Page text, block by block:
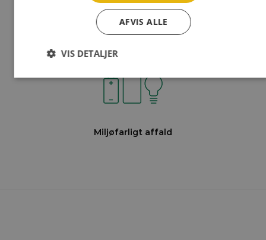
Miljøfarligt affald
AFVIS ALLE
VIS DETALJER